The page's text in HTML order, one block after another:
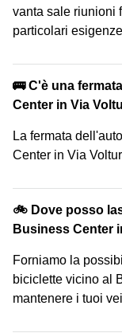
vanta sale riunioni
particolari
🚌 C'è una
Center in Via
La fermata
Center in Via
🚲 Dove posso
Business Center
Forniamo la
biciclette vicino al
mantenere i tuoi